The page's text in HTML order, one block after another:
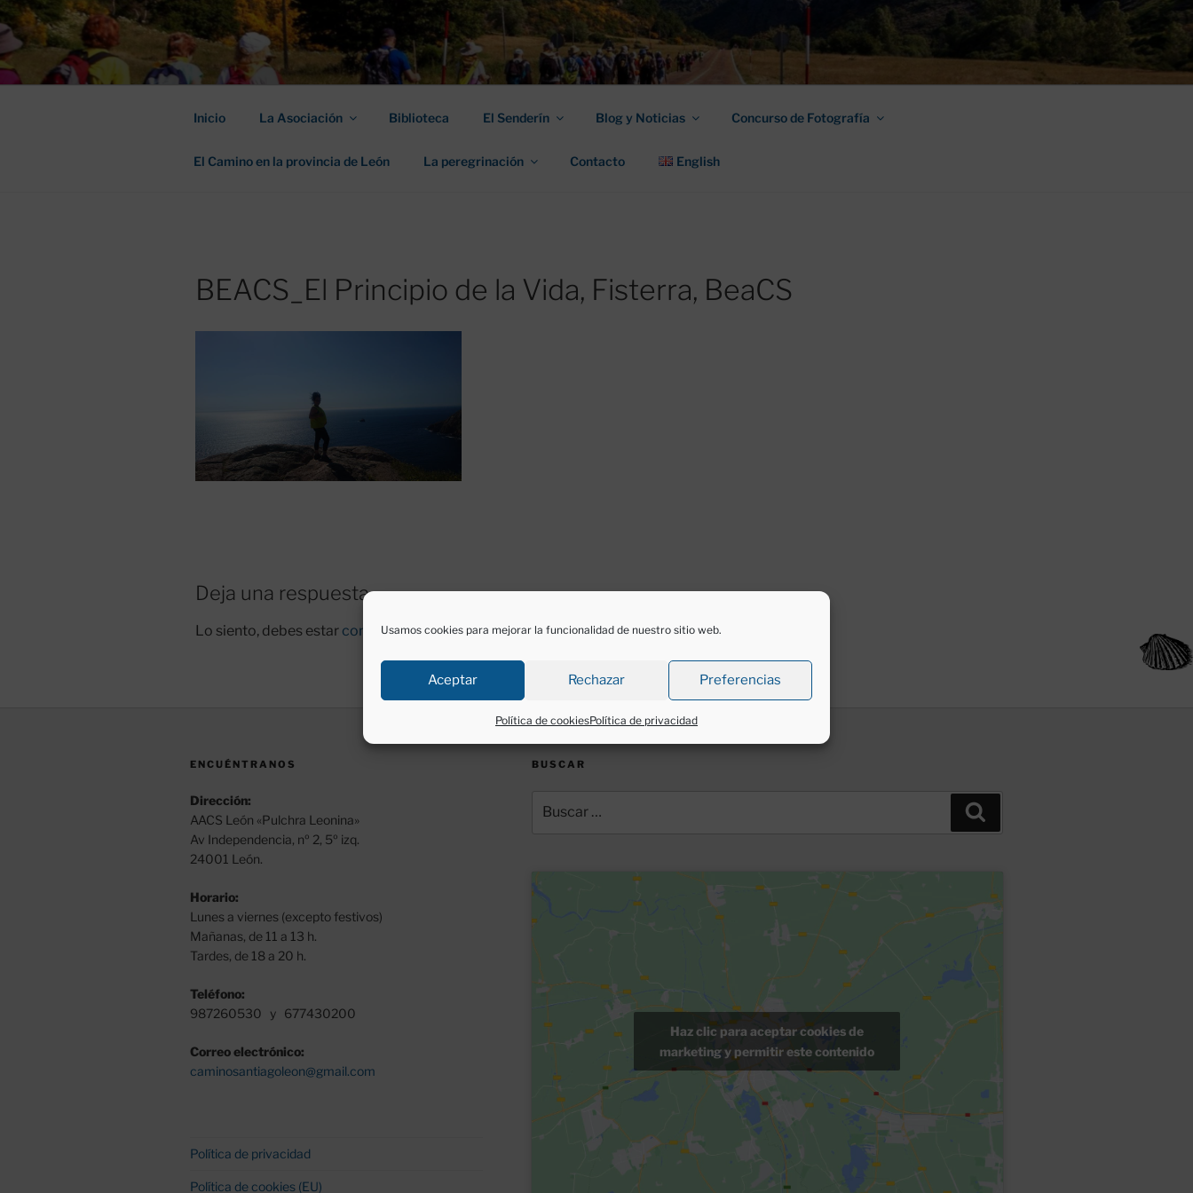
Usamos cookies para mejorar la funcionalidad de nuestro sitio web.
Aceptar Rechazar Preferencias
Política de cookiesPolítica de privacidad
Saltar
al
contenido
ASOCIACIÓN DE AMIGOS DEL CAMINO DE
SANTIAGO DE LEÓN "PULCHRA
Inicio La Asociación Biblioteca El Senderín Blog y Noticias Concurso de Fotografía
El Camino en la provincia de León La peregrinación Contacto English
BEACS_El Principio de la Vida, Fisterra, BeaCS
Deja una respuesta
Lo siento, debes estar conectadopara publicar un comentario.
ENCUÉNTRANOS
Dirección:
AACS León «Pulchra Leonina»
Av Independencia, nº 2, 5º izq.
24001 León.
Horario:
Lunes a viernes (excepto festivos)
Mañanas, de 11 a 13 h.
Tardes, de 18 a 20 h.
Teléfono:
987260530 y 677430200
Correo electrónico:
caminosantiagoleon@gmail.com
Política de privacidad
Política de cookies (EU)
BUSCAR
por:
Haz clic para aceptar cookies de
marketing y permitir este contenido